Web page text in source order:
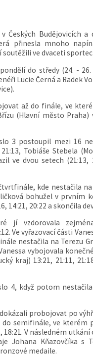
Českých Budějovicích a
přinesla mnoho
ve dvaceti
do středy (24. - 26.
Lucie Černá a Radek
až do finále, ve
(Hlavní město
3 postoupil mezi 16
Tobiáše Stebela
ve dvou setech (21:13,
kde nestačila
bohužel v prvním
14:21, 20:22 a skončila
jí vzdorovala
Ve vyřazovací části
nestačila na Terezu
vybojovala
kraj) 13:21, 21:11,
4, když potom
probojovat po
do semifinále, ve kterém
18:21. V následném
Johana Kňazovčíka s
medaile.